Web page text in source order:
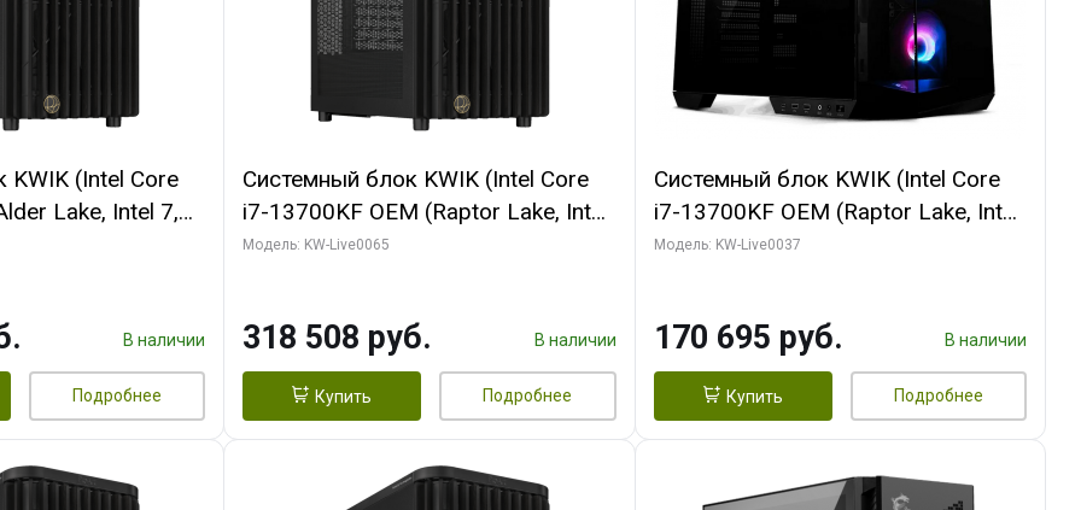
KWIK (Intel Core
Lake, Intel 7,
64 ГБ ОЗУ (2
В наличии
Подробнее
Системный блок KWIK (Intel Core
i7-13700KF OEM (Raptor Lake, Intel
7, C16 8EC/8PC/ 64 ГБ ОЗУ (2
2/ 1 ТБ SSD)
Модель: KW-Live0065
318 508 руб. В наличии
Купить Подробнее
Системный блок KWIK (Intel Core
i7-13700KF OEM (Raptor Lake, Intel
7, C16 8EC/8PC/ 32 ГБ ОЗУ (2
HDMI/ 1 ТБ SSD)
Модель: KW-Live0037
170 695 руб. В наличии
Купить Подробнее